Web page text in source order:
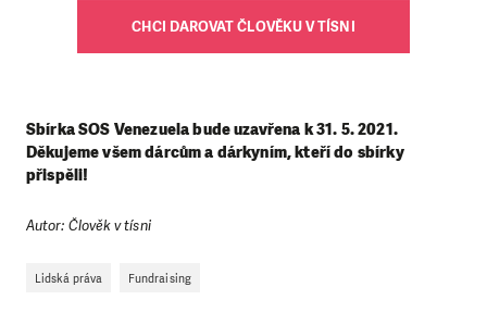
CHCI DAROVAT ČLOVĚKU V TÍSNI
Sbírka SOS Venezuela bude uzavřena k 31. 5. 2021.
Děkujeme všem dárcům a dárkyním, kteří do sbírky
přispěli!
Autor: Člověk v tísni
Lidská práva Fundraising